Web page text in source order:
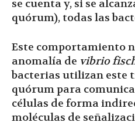
se cuenta y, si se
quórum), todas las
Este comportamiento
anomalía de vibrio
bacterias utilizan este
quórum para
células de forma
moléculas de